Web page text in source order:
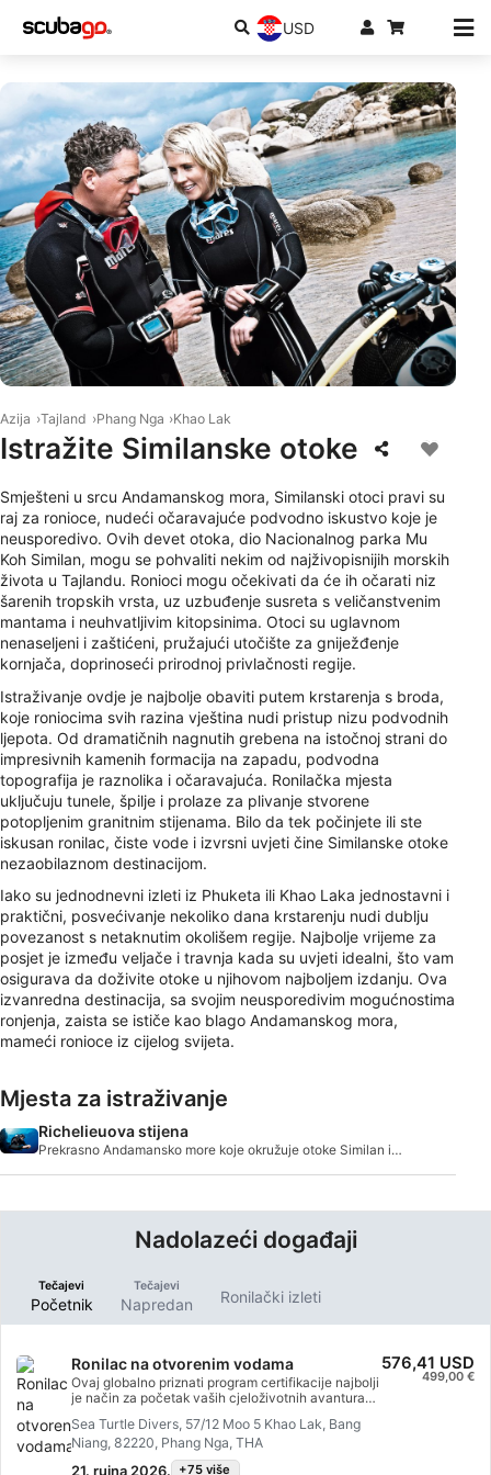
USD
Azija Tajland Phang Nga Khao Lak
Istražite Similanske otoke
Smješteni u srcu Andamanskog mora, Similanski otoci pravi su
raj za ronioce, nudeći očaravajuće podvodno iskustvo koje je
neusporedivo. Ovih devet otoka, dio Nacionalnog parka Mu
Koh Similan, mogu se pohvaliti nekim od najživopisnijih morskih
života u Tajlandu. Ronioci mogu očekivati ​​da će ih očarati niz
šarenih tropskih vrsta, uz uzbuđenje susreta s veličanstvenim
mantama i neuhvatljivim kitopsinima. Otoci su uglavnom
nenaseljeni i zaštićeni, pružajući utočište za gniježđenje
kornjača, doprinoseći prirodnoj privlačnosti regije.
Istraživanje ovdje je najbolje obaviti putem krstarenja s broda,
koje roniocima svih razina vještina nudi pristup nizu podvodnih
ljepota. Od dramatičnih nagnutih grebena na istočnoj strani do
impresivnih kamenih formacija na zapadu, podvodna
topografija je raznolika i očaravajuća. Ronilačka mjesta
uključuju tunele, špilje i prolaze za plivanje stvorene
potopljenim granitnim stijenama. Bilo da tek počinjete ili ste
iskusan ronilac, čiste vode i izvrsni uvjeti čine Similanske otoke
nezaobilaznom destinacijom.
Iako su jednodnevni izleti iz Phuketa ili Khao Laka jednostavni i
praktični, posvećivanje nekoliko dana krstarenju nudi dublju
povezanost s netaknutim okolišem regije. Najbolje vrijeme za
posjet je između veljače i travnja kada su uvjeti idealni, što vam
osigurava da doživite otoke u njihovom najboljem izdanju. Ova
izvanredna destinacija, sa svojim neusporedivim mogućnostima
ronjenja, zaista se ističe kao blago Andamanskog mora,
mameći ronioce iz cijelog svijeta.
Mjesta za istraživanje
Richelieuova stijena
Prekrasno Andamansko more koje okružuje otoke Similan i
Nadolazeći događaji
Tečajevi
Početnik
Tečajevi
Napredan Ronilački izleti
Ronilac na otvorenim vodama
Ovaj globalno priznati program certifikacije najbolji
je način za početak vaših cjeloživotnih avantura
kombinira se s vježbama u vodi kako biste osigurali
da imate vještine i iskustvo potrebno za istinsku
udobnost pod vodom. Steći ćete SSI Open Water
Sea Turtle Divers, 57/12 Moo 5 Khao Lak, Bang
Niang, 82220, Phang Nga, THA
21. rujna 2026. +75 više
576,41 USD
499,00 €